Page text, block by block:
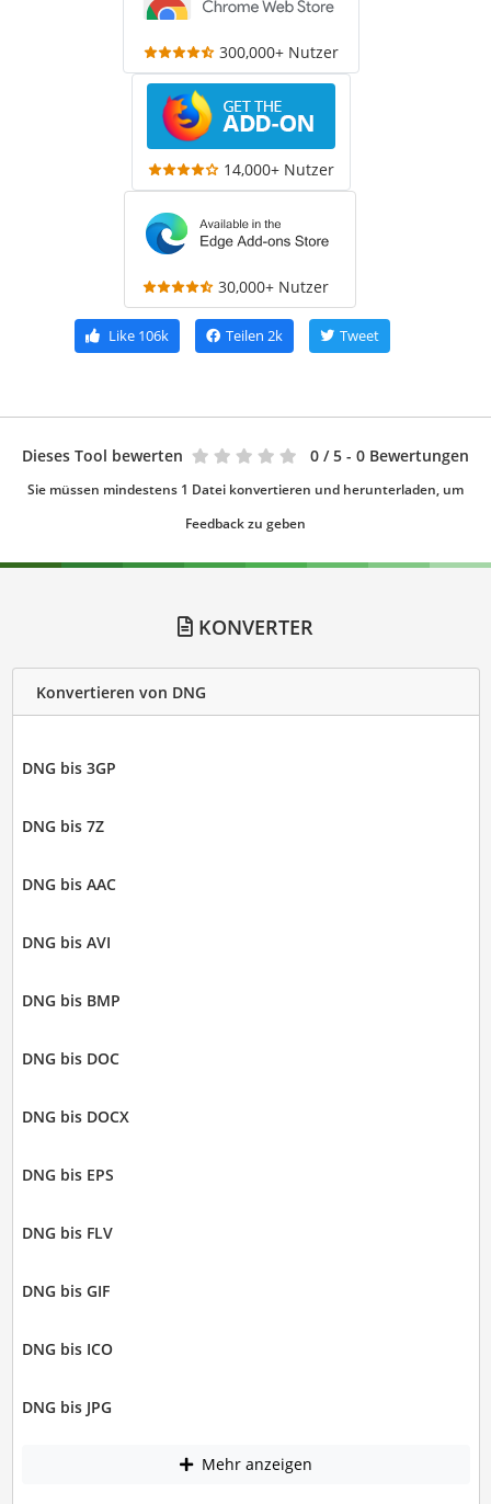
300,000+ Nutzer
14,000+ Nutzer
30,000+ Nutzer
Like 106k Teilen 2k Tweet
Dieses Tool bewerten 0 / 5 - 0 Bewertungen
Sie müssen mindestens 1 Datei konvertieren und herunterladen, um
Feedback zu geben
KONVERTER
Konvertieren von DNG
DNG bis 3GP
DNG bis 7Z
DNG bis AAC
DNG bis AVI
DNG bis BMP
DNG bis DOC
DNG bis DOCX
DNG bis EPS
DNG bis FLV
DNG bis GIF
DNG bis ICO
DNG bis JPG
Mehr anzeigen